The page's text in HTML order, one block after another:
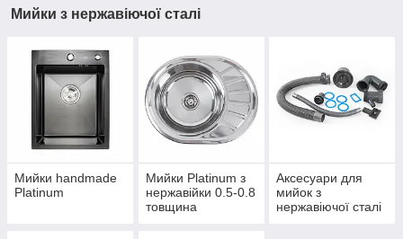
Мийки з нержавіючої сталі
Мийки handmade
Platinum
Мийки Platinum з
нержавійки 0.5-0.8
товщина
Аксесуари для
мийок з
нержавіючої сталі